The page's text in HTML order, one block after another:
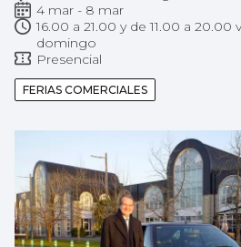
4 mar - 8 mar
16.00 a 21.00 y de 11.00 a 20.00
domingo
Presencial
FERIAS COMERCIALES